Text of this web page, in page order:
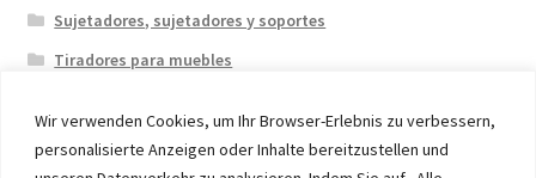
Wir verwenden Cookies, um Ihr Browser-Erlebnis zu verbessern,
personalisierte Anzeigen oder Inhalte bereitzustellen und
Sujetadores, sujetadores y soportes
Tiradores para muebles